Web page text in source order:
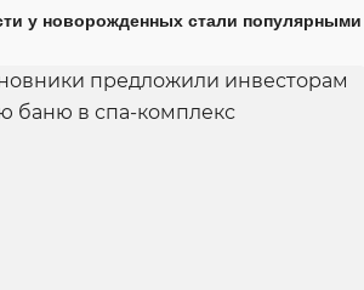
у новорожденных стали популярными